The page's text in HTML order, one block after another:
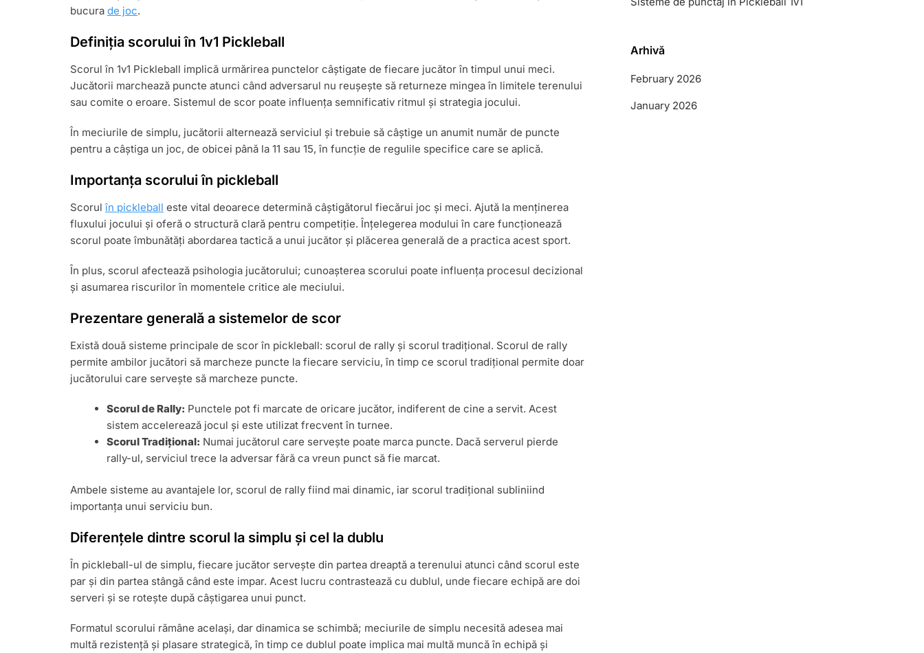
bucura de joc.
Definiția scorului în 1v1 Pickleball
Scorul în 1v1 Pickleball implică urmărirea punctelor câștigate de fiecare jucător în timpul unui meci.
Jucătorii marchează puncte atunci când adversarul nu reușește să returneze mingea în limitele terenului
sau comite o eroare. Sistemul de scor poate influența semnificativ ritmul și strategia jocului.
În meciurile de simplu, jucătorii alternează serviciul și trebuie să câștige un anumit număr de puncte
pentru a câștiga un joc, de obicei până la 11 sau 15, în funcție de regulile specifice care se aplică.
Importanța scorului în pickleball
Scorulîn pickleball este vital deoarece determină câștigătorul fiecărui joc și meci. Ajută la menținerea
fluxului jocului și oferă o structură clară pentru competiție. Înțelegerea modului în care funcționează
scorul poate îmbunătăți abordarea tactică a unui jucător și plăcerea generală de a practica acest sport.
În plus, scorul afectează psihologia jucătorului; cunoașterea scorului poate influența procesul decizional
și asumarea riscurilor în momentele critice ale meciului.
Prezentare generală a sistemelor de scor
Există două sisteme principale de scor în pickleball: scorul de rally și scorul tradițional. Scorul de rally
permite ambilor jucători să marcheze puncte la fiecare serviciu, în timp ce scorul tradițional permite doar
jucătorului care servește să marcheze puncte.
Scorul de Rally: Punctele pot fi marcate de oricare jucător, indiferent de cine a servit. Acest
sistem accelerează jocul și este utilizat frecvent în turnee.
Scorul Tradițional: Numai jucătorul care servește poate marca puncte. Dacă serverul pierde
rally-ul, serviciul trece la adversar fără ca vreun punct să fie marcat.
Ambele sisteme au avantajele lor, scorul de rally fiind mai dinamic, iar scorul tradițional subliniind
importanța unui serviciu bun.
Diferențele dintre scorul la simplu și cel la dublu
În pickleball-ul de simplu, fiecare jucător servește din partea dreaptă a terenului atunci când scorul este
par și din partea stângă când este impar. Acest lucru contrastează cu dublul, unde fiecare echipă are doi
serveri și se rotește după câștigarea unui punct.
Formatul scorului rămâne același, dar dinamica se schimbă; meciurile de simplu necesită adesea mai
multă rezistență și plasare strategică, în timp ce dublul poate implica mai multă muncă în echipă și
Arhivă
February 2026
January 2026